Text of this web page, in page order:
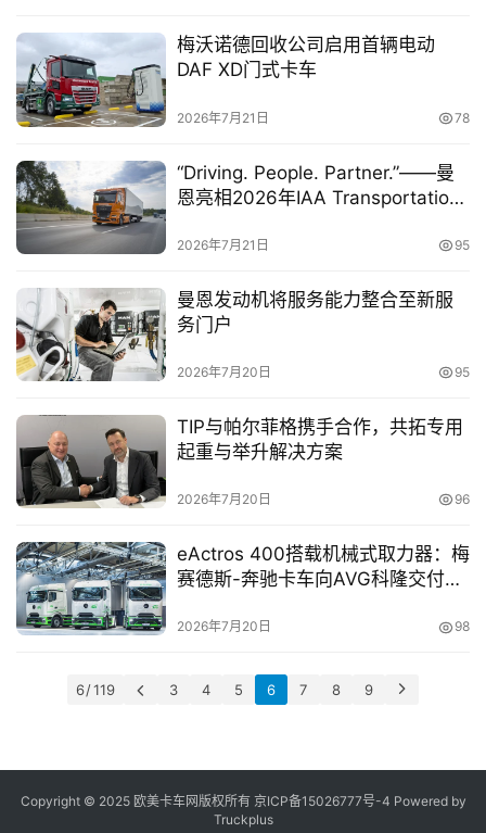
专
题
区
梅沃诺德回收公司启用首辆电动
DAF XD门式卡车
2026年7月21日 78
“Driving. People. Partner.”——曼
恩亮相2026年IAA Transportation
2026年7月21日 95
曼恩发动机将服务能力整合至新服
务门户
2026年7月20日 95
TIP与帕尔菲格携手合作，共拓专用
起重与举升解决方案
2026年7月20日 96
eActros 400搭载机械式取力器：梅
赛德斯-奔驰卡车向AVG科隆交付自
2026年7月20日 98
6 / 119 3 4 5 6 7 8 9
Copyright © 2025 欧美卡车网版权所有 京ICP备15026777号-4 Powered by
Truckplus